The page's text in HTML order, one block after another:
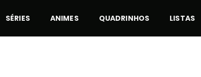
SÉRIES ANIMES QUADRINHOS LISTAS